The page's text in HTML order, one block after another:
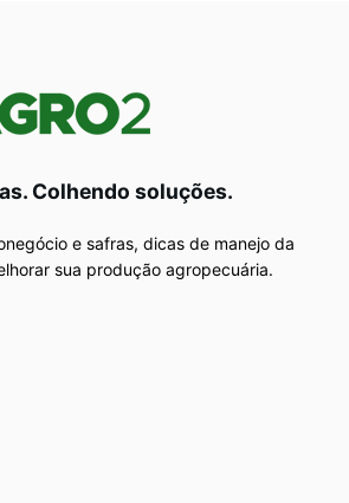
Colhendo soluções.
e safras, dicas de manejo da
sua produção agropecuária.